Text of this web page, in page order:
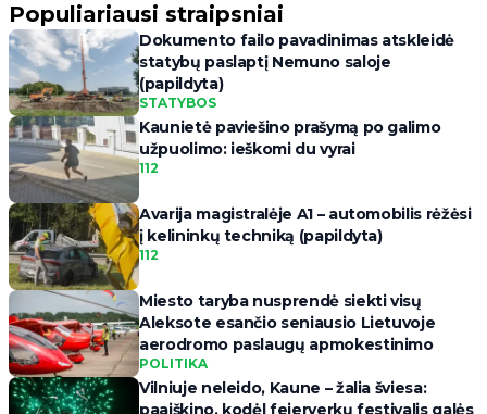
Populiariausi straipsniai
Dokumento failo pavadinimas atskleidė
statybų paslaptį Nemuno saloje
(papildyta)
STATYBOS
Kaunietė paviešino prašymą po galimo
užpuolimo: ieškomi du vyrai
112
Avarija magistralėje A1 – automobilis rėžėsi
į kelininkų techniką (papildyta)
112
Miesto taryba nusprendė siekti visų
Aleksote esančio seniausio Lietuvoje
aerodromo paslaugų apmokestinimo
POLITIKA
Vilniuje neleido, Kaune – žalia šviesa: